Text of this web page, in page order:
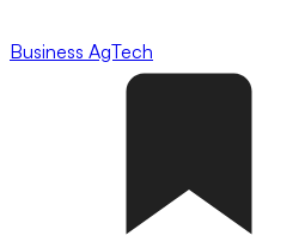
Business AgTech